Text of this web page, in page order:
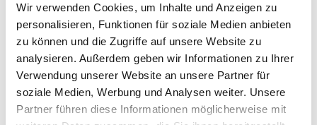
Wir verwenden Cookies, um Inhalte und Anzeigen zu
personalisieren, Funktionen für soziale Medien anbieten
zu können und die Zugriffe auf unsere Website zu
analysieren. Außerdem geben wir Informationen zu Ihrer
Verwendung unserer Website an unsere Partner für
soziale Medien, Werbung und Analysen weiter. Unsere
Partner führen diese Informationen möglicherweise mit
Wandern in Garmisch